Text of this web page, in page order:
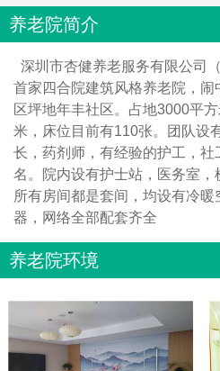
养老院简介
深圳市杏健养老服务有限公司
首家四合院建筑风格养老院，
区坪地年丰社区。占地3000平
米，床位目前有110张。团队设
长，药剂师，有经验的护工，
名。院内设有护士站，医务室，
所有房间都是套间，均设有冷
器，网络全部配套齐全
养老院环境